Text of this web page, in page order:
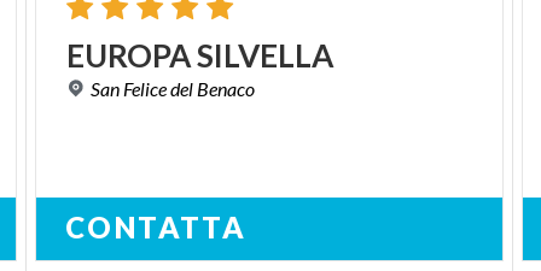
EUROPASILVELLA
San Felicedel Benaco
CONTATTA